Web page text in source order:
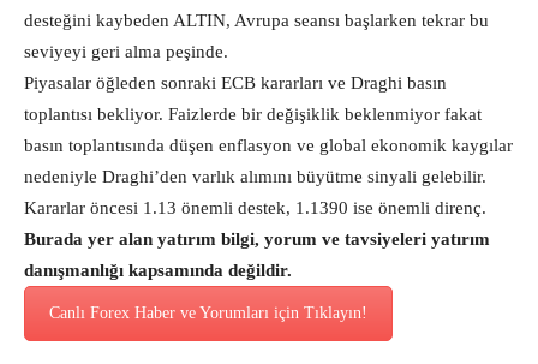
desteğini kaybeden ALTIN, Avrupa seansı başlarken tekrar bu
seviyeyi geri alma peşinde.
Piyasalar öğleden sonraki ECB kararları ve Draghi basın
toplantısı bekliyor. Faizlerde bir değişiklik beklenmiyor fakat
basın toplantısında düşen enflasyon ve global ekonomik kaygılar
nedeniyle Draghi’den varlık alımını büyütme sinyali gelebilir.
Kararlar öncesi 1.13 önemli destek, 1.1390 ise önemli direnç.
Burada yer alan yatırım bilgi, yorum ve tavsiyeleri yatırım
danışmanlığı kapsamında değildir.
Canlı Forex Haber ve Yorumları için Tıklayın!